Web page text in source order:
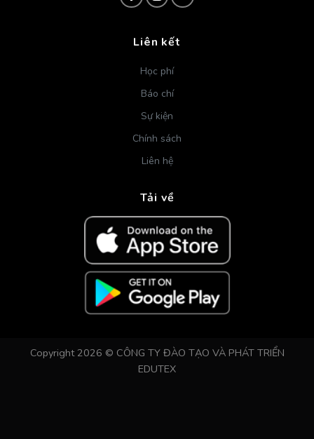
Liên kết
Học phí
Báo chí
Sự kiện
Chính sách
Liên hệ
Tải về
Copyright 2026 © CÔNG TY ĐÀO TẠO VÀ PHÁT TRIỂN
EDUTEX